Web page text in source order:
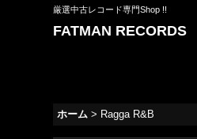
厳選中古レコード専門Shop !!
FATMAN RECORDS
ホーム > Ragga R&B